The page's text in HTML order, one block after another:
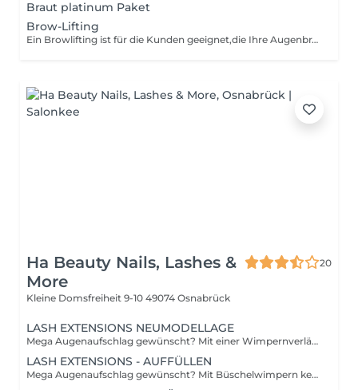
Braut platinum Paket
Brow-Lifting
Ein Browlifting ist für die Kunden geeignet,die Ihre Augenbrauen voller und definierter haben möchten. Das Lifting hält 4-6 Wochen. Die Behandlung beinhaltet: Browlifting,Pflegemaske für die Brauen,Vorzeichnung (Geometrie),Färben,entwachsen & zupfen,Nachpflege. Sie wissen nicht,welche Behandlung für Sie am besten ist?-Keine Sorge wir beraten Sie gerne entweder beim Termin oder per Instagram @womenandmen.os
Ha Beauty Nails, Lashes &
More
20
Kleine Domsfreiheit 9-10 49074 Osnabrück
LASH EXTENSIONS NEUMODELLAGE
Mega Augenaufschlag gewünscht? Mit einer Wimpernverlängerung kein Problem! Bei der 1:1 Technik wird je eine Kunstwimper auf jede Naturwimper aufgeklebt. Dadurch entsteht zusätzliches Volumen. Diese Technik eignet sich besonders für diejenigen, die bereits dichte Naturwimpern haben. Bitte beachten Sie, dass es sich um einen Richtwert handelt. Der Preis variiert je nach Dichte und Technik, die gewünscht ist.
LASH EXTENSIONS - AUFFÜLLEN
Mega Augenaufschlag gewünscht? Mit Büschelwimpern kein Problem! Die bereits vorgefächerten Einzelwimpern werden auf die Naturwimpern geklebt und halten dort mehrere Wochen. Bei der 2D Technik besteht der vorgefertigte Fächer aus 2 Einzelwimpern, was für Volumen und einen tollen Effekt sorgt.